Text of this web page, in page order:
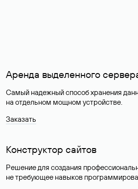
Аренда выделенного
Самый надежный способ хранения
на отдельном мощном устройстве.
Заказать
Конструктор сайтов
Решение для создания
не требующее навыков